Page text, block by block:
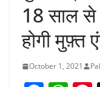
18 साल
होगी मुफ़्त
October 1, 2021